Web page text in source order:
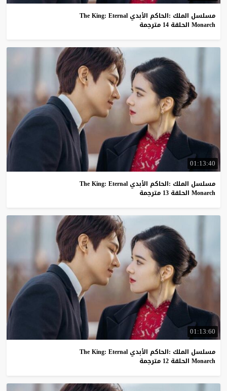
مسلسل الملك :الحاكم الأبدي The King: Eternal
Monarch الحلقة 14 مترجمة
01:13:40
مسلسل الملك :الحاكم الأبدي The King: Eternal
Monarch الحلقة 13 مترجمة
01:13:60
مسلسل الملك :الحاكم الأبدي The King: Eternal
Monarch الحلقة 12 مترجمة